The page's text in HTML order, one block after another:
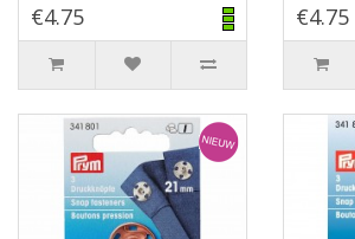
€4.75 €4.75